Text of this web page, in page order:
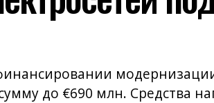
до €690 млн. Средства